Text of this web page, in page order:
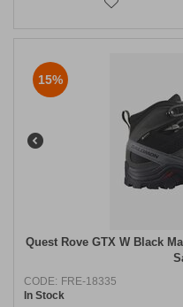
15%
Quest Rove GTX W Black
CODE: FRE-18335
In Stock